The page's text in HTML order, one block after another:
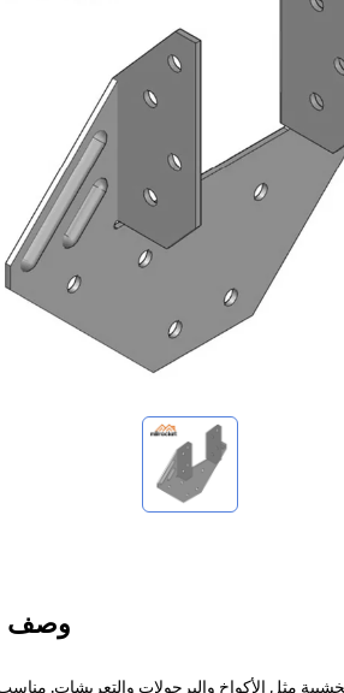
وصف
مثل الأكواخ والبرجولات والتعريشات.